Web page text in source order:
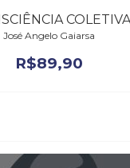
José Angelo Gaiarsa
R$89,90